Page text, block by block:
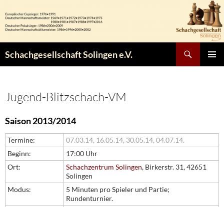
Inhalt
springen
Schachgesellschaft Solingen e.V.
Jugend-Blitzschach-VM
Saison 2013/2014
Termine: 07.03.14, 16.05.14, 30.05.14, 04.07.14.
Beginn:
17:00 Uhr
Ort:
Schachzentrum Solingen, Birkerstr. 31, 42651
Solingen
Modus:
5 Minuten pro Spieler und Partie;
Rundenturnier.